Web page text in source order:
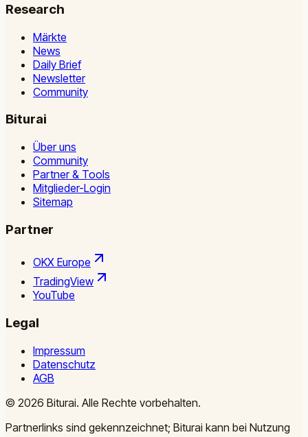
Research
Märkte
News
Daily Brief
Newsletter
Community
Biturai
Über uns
Community
Partner & Tools
Mitglieder-Login
Sitemap
Partner
OKX Europe
TradingView
YouTube
Legal
Impressum
Datenschutz
AGB
© 2026 Biturai. Alle Rechte vorbehalten.
Partnerlinks sind gekennzeichnet; Biturai kann bei Nutzung